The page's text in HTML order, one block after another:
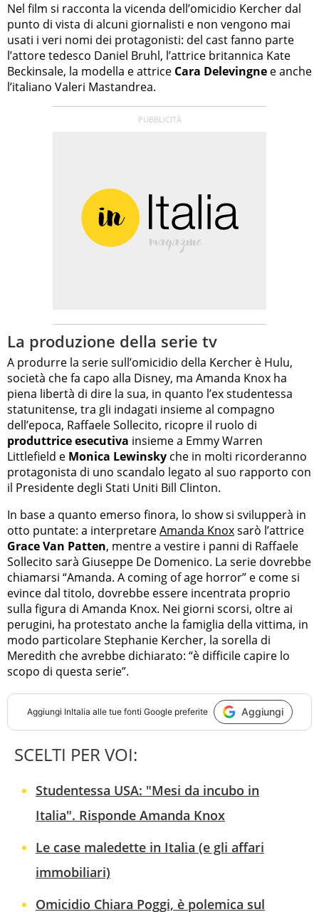
Nel film si racconta la vicenda dell’omicidio Kercher dal
punto di vista di alcuni giornalisti e non vengono mai
usati i veri nomi dei protagonisti: del cast fanno parte
l’attore tedesco Daniel Bruhl, l’attrice britannica Kate
Beckinsale, la modella e attrice Cara Delevingne e anche
l’italiano Valeri Mastandrea.
La produzione della serie tv
A produrre la serie sull’omicidio della Kercher è Hulu,
società che fa capo alla Disney, ma Amanda Knox ha
piena libertà di dire la sua, in quanto l’ex studentessa
statunitense, tra gli indagati insieme al compagno
dell’epoca, Raffaele Sollecito, ricopre il ruolo di
produttrice esecutiva insieme a Emmy Warren
Littlefield e Monica Lewinsky che in molti ricorderanno
protagonista di uno scandalo legato al suo rapporto con
il Presidente degli Stati Uniti Bill Clinton.
In base a quanto emerso finora, lo show si svilupperà in
otto puntate: a interpretareAmanda Knoxsarò l’attrice
Grace Van Patten, mentre a vestire i panni di Raffaele
Sollecito sarà Giuseppe De Domenico. La serie dovrebbe
chiamarsi “Amanda. A coming of age horror” e come si
evince dal titolo, dovrebbe essere incentrata proprio
sulla figura di Amanda Knox. Nei giorni scorsi, oltre ai
perugini, ha protestato anche la famiglia della vittima, in
modo particolare Stephanie Kercher, la sorella di
Meredith che avrebbe dichiarato: “è difficile capire lo
scopo di questa serie”.
Aggiungi InItalia alle tue fonti Google preferite Aggiungi
SCELTI PER VOI:
Studentessa USA: "Mesi da incubo in
Italia". Risponde Amanda Knox
Le case maledette in Italia (e gli affari
immobiliari)
Omicidio Chiara Poggi, è polemica sul